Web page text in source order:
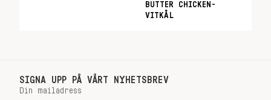
BUTTER CHICKEN-
VITKÅL
SIGNA UPP PÅ VÅRT NYHETSBREV